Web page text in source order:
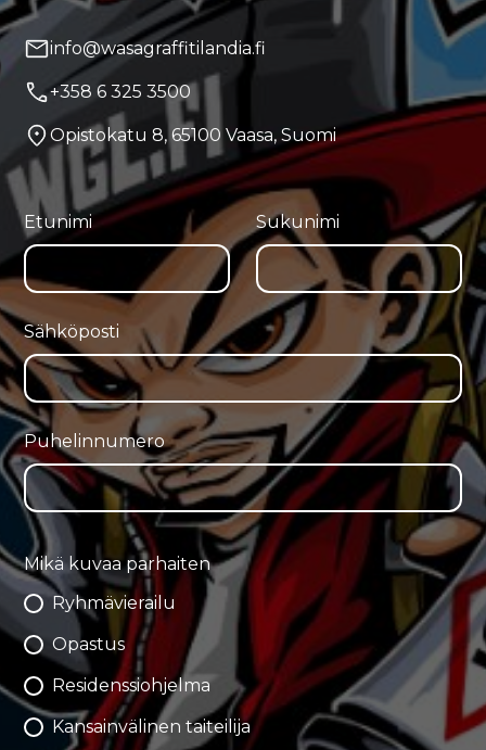
info@wasagraffitilandia.fi
+358 6 325 3500
Opistokatu 8, 65100 Vaasa, Suomi
Etunimi Sukunimi
Sähköposti
Puhelinnumero
Mikä kuvaa parhaiten
Ryhmävierailu
Opastus
Residenssiohjelma
Kansainvälinen taiteilija